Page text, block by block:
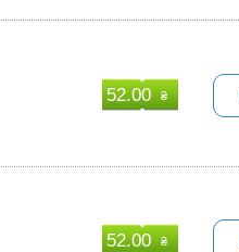
52.00 ₴
52.00 ₴